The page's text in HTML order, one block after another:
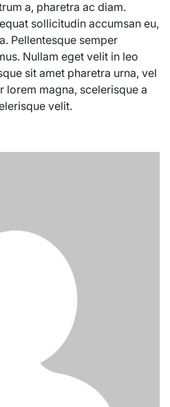
a, pharetra ac diam.
sollicitudin accumsan eu,
Pellentesque semper
Nullam eget velit in leo
sit amet pharetra urna, vel
lorem magna, scelerisque a
velit.